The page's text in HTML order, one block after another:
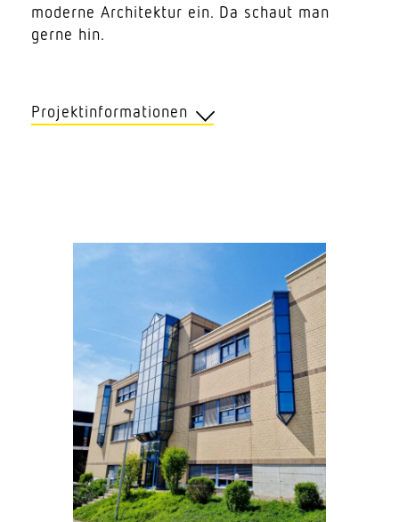
moderne Archi­tektur ein. Da schaut man
gerne hin.
Projektinformationen
Büro­be­leuchtung
Unser Service
Beratung, Lieferung nevalux-Produkte,
Inbetriebnahme
Produkte
nevalux elani P3200 4K
Connect PD